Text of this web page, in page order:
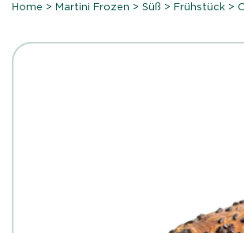
Home >Martini Frozen >Süß >Frühstück >